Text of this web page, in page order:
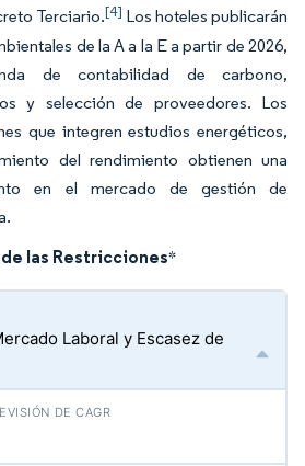
Terciario.[4] Los hoteles publicarán
de la A a la E a partir de 2026,
de contabilidad de carbono,
y selección de proveedores. Los
que integren estudios energéticos,
del rendimiento obtienen una
en el mercado de gestión de
las Restricciones*
Laboral y Escasez de